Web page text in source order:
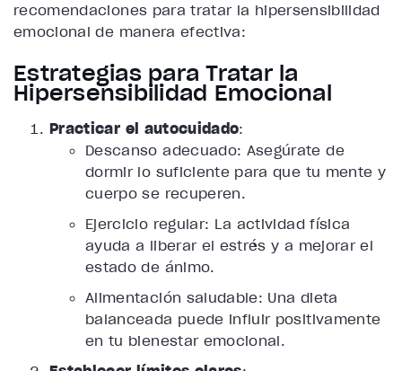
recomendaciones para tratar la hipersensibilidad
emocional de manera efectiva:
Estrategias para Tratar la
Hipersensibilidad Emocional
Practicar el autocuidado:
Descanso adecuado: Asegúrate de
dormir lo suficiente para que tu mente y
cuerpo se recuperen.
Ejercicio regular: La actividad física
ayuda a liberar el estrés y a mejorar el
estado de ánimo.
Alimentación saludable: Una dieta
balanceada puede influir positivamente
en tu bienestar emocional.